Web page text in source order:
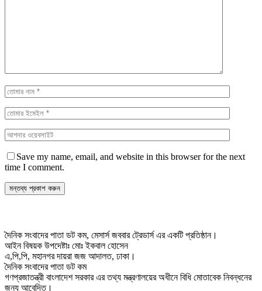
Save my name, email, and website in this browser for the next
time I comment.
দৈনিক সংবাদের পাতা ডট কম, মেসার্স জববার ট্রেডার্স এর একটি প্রতিষ্ঠান।
আইন বিষয়ক উপদেষ্টাঃ মোঃ ইকবাল হোসেন
এ,পি,পি, মহানগর দায়রা জজ আদালত, ঢাকা।
দৈনিক সংবাদের পাতা ডট কম
গণপ্রজাতন্ত্রী বাংলাদেশ সরকার এর তথ্য মন্ত্রণালয়ের অধীনে বিধি মোতাবেক নিবন্ধনের
জন্য আবেদিত।